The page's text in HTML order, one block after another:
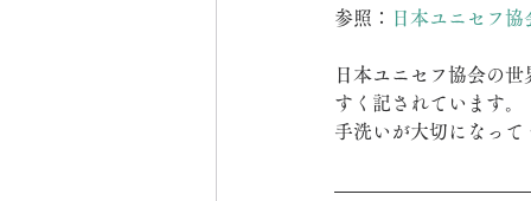
参照：
日本ユニセフ
日本ユニセフ協会の
すく記されています。
手洗いが大切になっ